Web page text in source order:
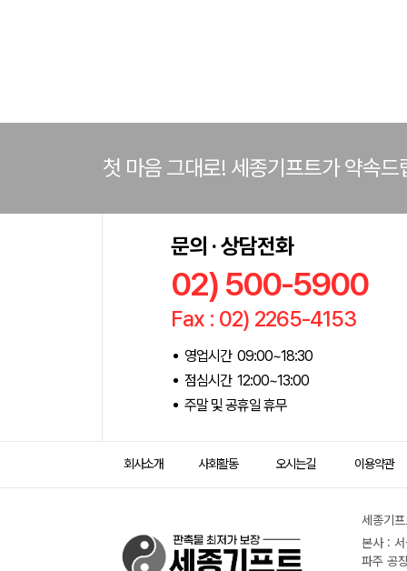
첫 마음 그대로! 세종기프트가 약속드
문의 · 상담전화
02) 500-5900
Fax : 02) 2265-4153
영업시간 09:00~18:30
점심시간 12:00~13:00
주말 및 공휴일 휴무
회사소개 사회활동 오시는길 이용약관
세종기
본사 :
파주 공